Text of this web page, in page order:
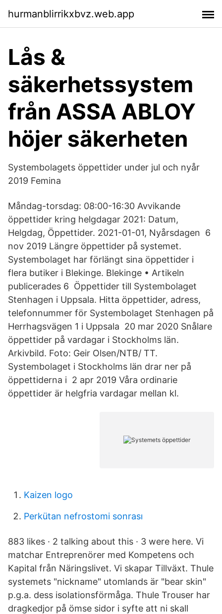
hurmanblirrikxbvz.web.app
Lås &
säkerhetssystem
från ASSA ABLOY
höjer säkerheten
Systembolagets öppettider under jul och nyår
2019 Femina
Måndag-torsdag: 08:00-16:30 Avvikande
öppettider kring helgdagar 2021: Datum,
Helgdag, Öppettider. 2021-01-01, Nyårsdagen 6
nov 2019 Längre öppettider på systemet.
Systembolaget har förlängt sina öppettider i
flera butiker i Blekinge. Blekinge • Artikeln
publicerades 6 Öppettider till Systembolaget
Stenhagen i Uppsala. Hitta öppettider, adress,
telefonnummer för Systembolaget Stenhagen på
Herrhagsvägen 1 i Uppsala 20 mar 2020 Snålare
öppettider på vardagar i Stockholms län.
Arkivbild. Foto: Geir Olsen/NTB/ TT.
Systembolaget i Stockholms län drar ner på
öppettiderna i 2 apr 2019 Våra ordinarie
öppettider är helgfria vardagar mellan kl.
Kaizen logo
Perkütan nefrostomi sonrası
883 likes · 2 talking about this · 3 were here. Vi
matchar Entreprenörer med Kompetens och
Kapital från Näringslivet. Vi skapar Tillväxt. Thule
systemets "nickname" utomlands är "bear skin"
p.g.a. dess isolationsförmåga. Thule Trouser har
dragkedjor på ömse sidor i syfte att ni skall